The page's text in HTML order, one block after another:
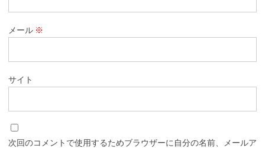
メール ※
サイト
次回のコメントで使用するためブラウザーに自分の名前、メールア